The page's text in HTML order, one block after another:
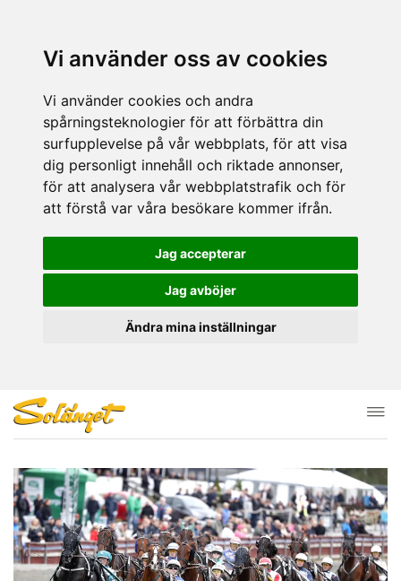
Vi använder oss av cookies
Vi använder cookies och andra
spårningsteknologier för att förbättra din
surfupplevelse på vår webbplats, för att visa
dig personligt innehåll och riktade annonser,
för att analysera vår webbplatstrafik och för
att förstå var våra besökare kommer ifrån.
Jag accepterar
Jag avböjer
Ändra mina inställningar